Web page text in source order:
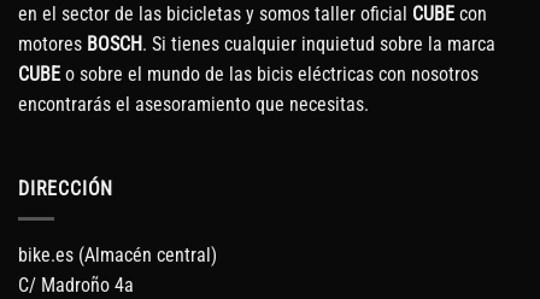
en el sector de las bicicletas y somos taller oficial CUBE con
motores BOSCH. Si tienes cualquier inquietud sobre la marca
CUBE o sobre el mundo de las bicis eléctricas con nosotros
encontrarás el asesoramiento que necesitas.
DIRECCIÓN
bike.es (Almacén central)
C/ Madroño 4a